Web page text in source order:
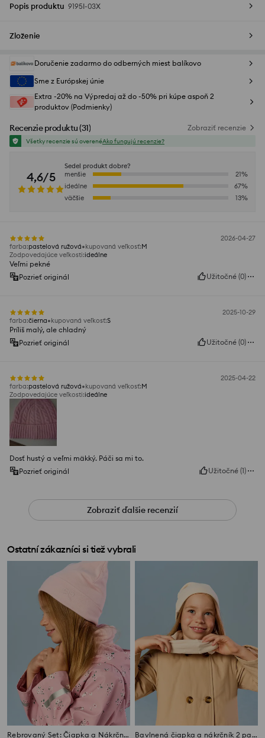
Popis produktu 9195I-03X
Zloženie
Doručenie zadarmo do odberných miest balíkovo
Sme z Európskej únie
Extra -20% na Výpredaj až do -50% pri kúpe aspoň 2
produktov (Podmienky)
Recenzie produktu(31) Zobraziť recenzie
Všetky recenzie sú overenéAko fungujú recenzie?
4,6/5
Sedel produkt dobre?
menšie
21%
ideálne
67%
väčšie
13%
2026-04-27
farba:pastelová ružová kupovaná veľkosť:M
Zodpovedajúce veľkosti:ideálne
Veľmi pekné
Pozrieť originál
Užitočné (0)
2025-10-29
farba:čierna kupovaná veľkosť:S
Príliš malý, ale chladný
Pozrieť originál
Užitočné (0)
2025-04-22
farba:pastelová ružová kupovaná veľkosť:M
Zodpovedajúce veľkosti:ideálne
Dosť hustý a veľmi mäkký. Páči sa mi to.
Pozrieť originál
Užitočné (1)
Zobraziť ďalšie recenzií
Ostatní zákazníci si tiež vybrali
Rebrovaný Set: Čiapka a Nákrčník s Vyšívanou Mašľou Bavlnená čiapka a nákrčník 2 pack